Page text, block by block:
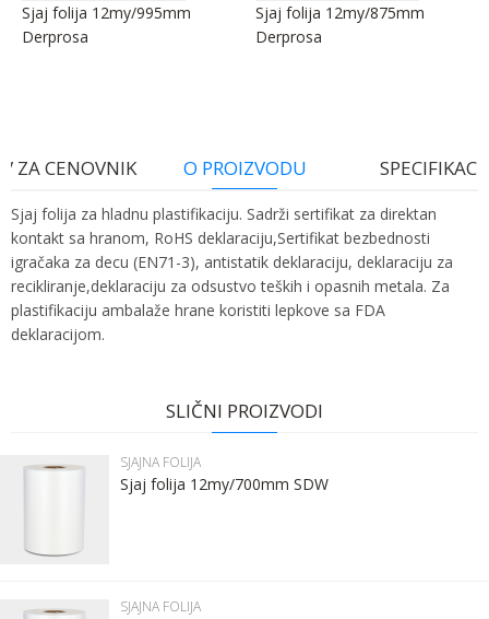
Sjaj folija 12my/995mm
Derprosa
Sjaj folija 12my/875mm
Derprosa
ZA CENOVNIK O PROIZVODU
Sjaj folija za hladnu plastifikaciju. Sadrži sertifikat za direktan
kontakt sa hranom, RoHS deklaraciju,Sertifikat bezbednosti
igračaka za decu (EN71-3), antistatik deklaraciju, deklaraciju za
recikliranje,deklaraciju za odsustvo teških i opasnih metala. Za
plastifikaciju ambalaže hrane koristiti lepkove sa FDA
deklaracijom.
Brend
DERPROSA
SLIČNI PROIZVODI
SJAJNA FOLIJA
Sjaj folija 12my/700mm SDW
SJAJNA FOLIJA